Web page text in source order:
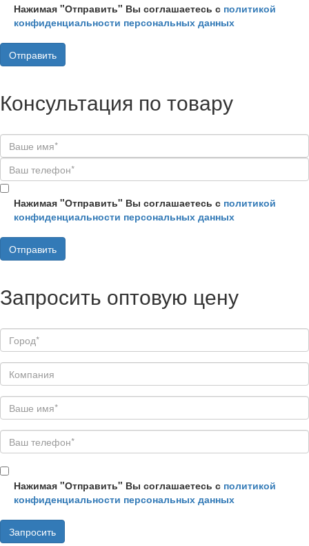
Нажимая "Отправить" Вы соглашаетесь с политикой
конфиденциальности персональных данных
Консультация по товару
Нажимая "Отправить" Вы соглашаетесь с политикой
конфиденциальности персональных данных
Запросить оптовую цену
Нажимая "Отправить" Вы соглашаетесь с политикой
конфиденциальности персональных данных